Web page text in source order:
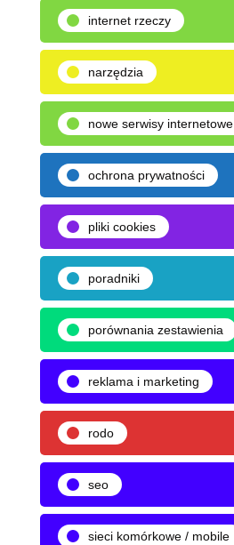
internet rzeczy
narzędzia
nowe serwisy internetowe
ochrona prywatności
pliki cookies
poradniki
porównania zestawienia
reklama i marketing
rodo
seo
sieci komórkowe / mobile